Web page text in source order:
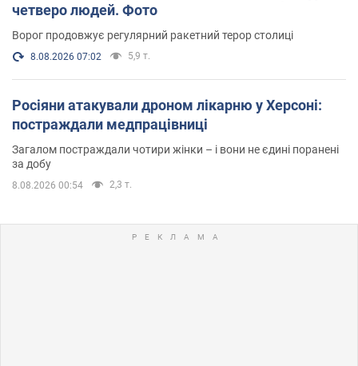
четверо людей. Фото
Ворог продовжує регулярний ракетний терор столиці
8.08.2026 07:02 5,9 т.
Росіяни атакували дроном лікарню у Херсоні:
постраждали медпрацівниці
Загалом постраждали чотири жінки – і вони не єдині поранені
за добу
8.08.2026 00:54 2,3 т.